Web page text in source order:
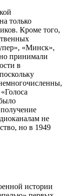
только
Кроме того,
«Минск»,
принимали
в
не
но в 1949
истории